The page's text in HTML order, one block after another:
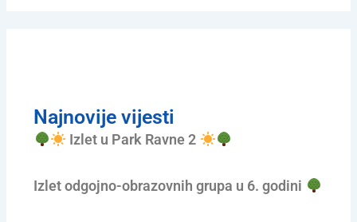
Najnovije vijesti
Izlet u Park Ravne 2
Izlet odgojno-obrazovnih grupa u 6. godini